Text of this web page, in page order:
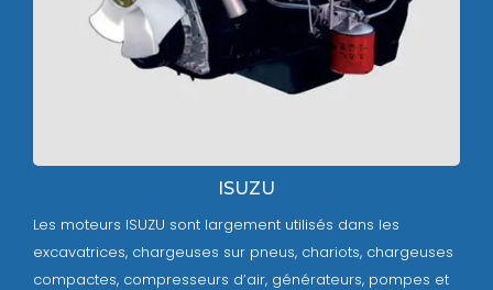
ISUZU
Les moteurs ISUZU sont largement utilisés dans les
excavatrices, chargeuses sur pneus, chariots, chargeuses
compactes, compresseurs d’air, générateurs, pompes et